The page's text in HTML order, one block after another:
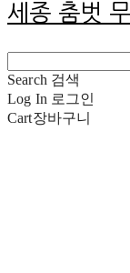
세종 춤벗
Search 검색
Log In 로그인
Cart장바구니